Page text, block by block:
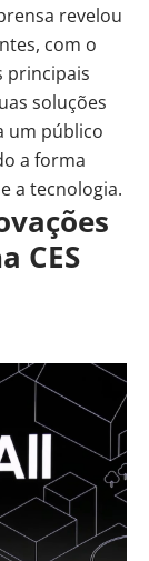
revelou
com o
principais
soluções
um público
a forma
a tecnologia.
CES